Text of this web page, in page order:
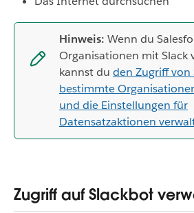
Hinweis: Wenn du
Organisationen mit Slack
kannst du den Zugriff von
bestimmte
und die Einstellungen für
Datensatzaktionen
Zugriff auf Slackbot